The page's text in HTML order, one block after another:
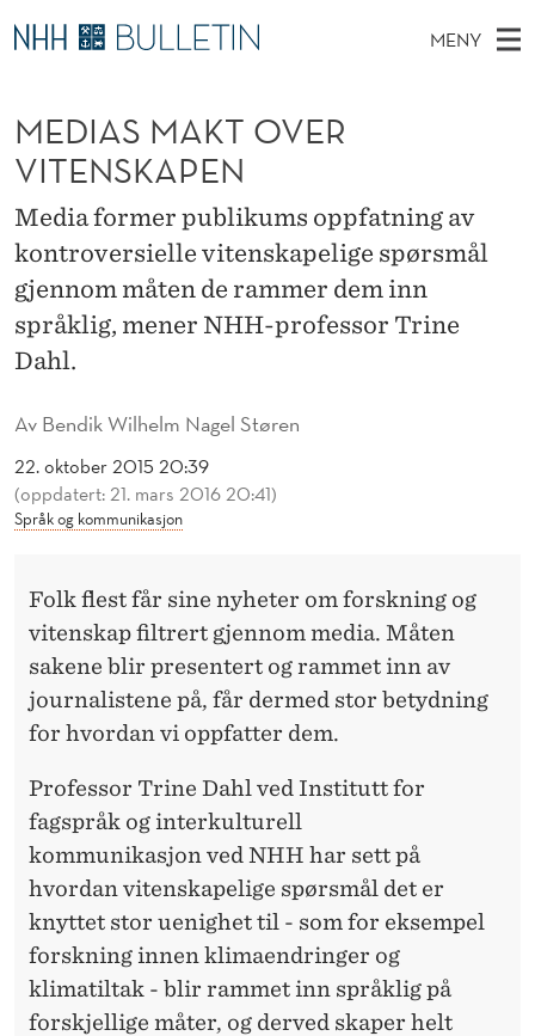
M
E
D
A
S
M
A
K
T
O
V
MENY
V
E
D
M
E
N
Y
K
I
N
E
T
S
T
E
E
T
Stipendiater og nye forskerprofiler
Disputaser
Ekspertutvalg
Om Bulletin
Av Bendik Wilhelm Nagel Støren
22. oktober 2015 20:39
(oppdatert: 21. mars 2016 20:41)
Språk og kommunikasjon
MEDIAS MAKT OVER
VITENSKAPEN
Media former publikums oppfatning av
kontroversielle vitenskapelige spørsmål
gjennom måten de rammer dem inn
språklig, mener NHH-professor Trine
Dahl.
Folk flest får sine nyheter om forskning og
vitenskap filtrert gjennom media. Måten
sakene blir presentert og rammet inn av
journalistene på, får dermed stor betydning
for hvordan vi oppfatter dem.
Professor Trine Dahl ved Institutt for
fagspråk og interkulturell
kommunikasjon ved NHH har sett på
hvordan vitenskapelige spørsmål det er
knyttet stor uenighet til - som for eksempel
forskning innen klimaendringer og
klimatiltak - blir rammet inn språklig på
forskjellige måter, og derved skaper helt